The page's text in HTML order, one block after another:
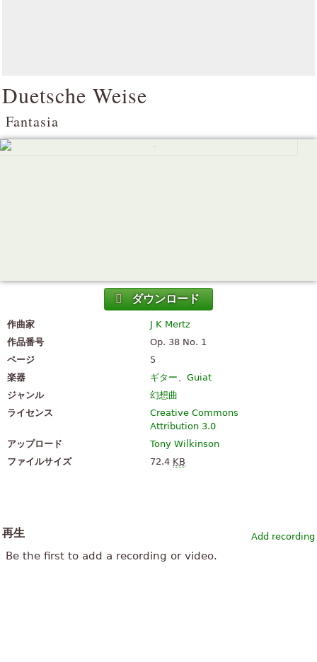
Duetsche Weise
Fantasia
ダウンロード
作曲家
J K Mertz
作品番号
Op. 38 No. 1
ページ
5
楽器
ギター、Guiat
ジャンル
幻想曲
ライセンス
Creative Commons
Attribution 3.0
アップロード
Tony Wilkinson
ファイルサイズ
72.4 KB
Add recording
再生
Be the first to add a recording or video.